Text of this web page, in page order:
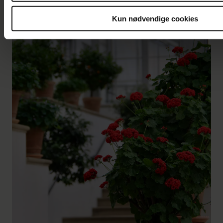
Kun nødvendige cookies